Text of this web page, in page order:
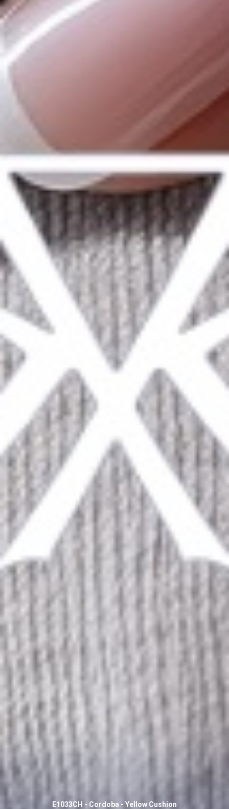
E1033CH - Cordoba - Yellow